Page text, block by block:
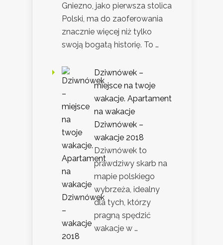
Gniezno, jako pierwsza stolica
Polski, ma do zaoferowania
znacznie więcej niż tylko
swoją bogatą historię. To …
Dziwnówek –
miejsce na twoje
wakacje. Apartament
na wakacje
Dziwnówek –
wakacje 2018
Dziwnówek to
prawdziwy skarb na
mapie polskiego
wybrzeża, idealny
dla tych, którzy
pragną spędzić
wakacje w …